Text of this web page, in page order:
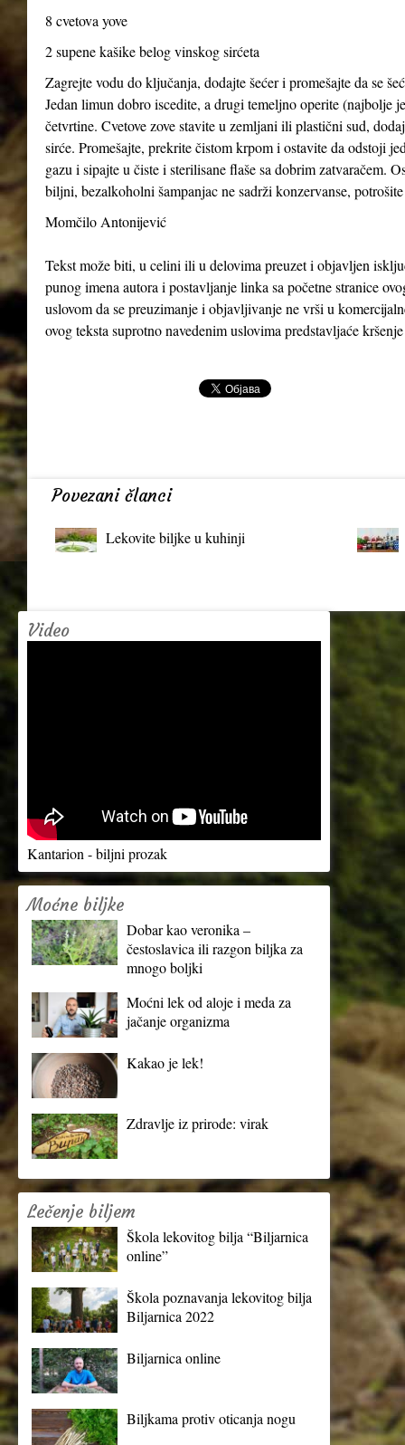
8 cvetova yove
2 supene kašike belog vinskog sirćeta
Zagrejte vodu do ključanja, dodajte šećer i promešajte da se
Jedan limun dobro iscedite, a drugi temeljno operite (najbolje
četvrtine. Cvetove zove stavite u zemljani ili plastični sud,
sirće. Promešajte, prekrite čistom krpom i ostavite da odstoji
gazu i sipajte u čiste i sterilisane flaše sa dobrim zatvaračem.
biljni, bezalkoholni šampanjac ne sadrži konzervanse,
Momčilo Antonijević
Tekst može biti, u celini ili u delovima preuzet i objavljen
punog imena autora i postavljanje linka sa početne stranice
uslovom da se preuzimanje i objavljivanje ne vrši u
ovog teksta suprotno navedenim uslovima predstavljaće
Povezani članci
Lekovite biljke u kuhinji
Video
Kantarion - biljni prozak
Moćne biljke
Dobar kao veronika –
čestoslavica ili razgon biljka za
mnogo boljki
Moćni lek od aloje i meda za
jačanje organizma
Kakao je lek!
Zdravlje iz prirode: virak
Lečenje biljem
Škola lekovitog bilja “Biljarnica
online”
Škola poznavanja lekovitog bilja
Biljarnica 2022
Biljarnica online
Biljkama protiv oticanja nogu